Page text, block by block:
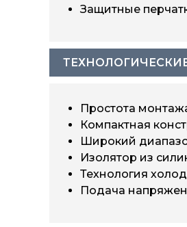
Защитные
Простота
Компактная
Широкий
Изолятор из
Технология
Подача